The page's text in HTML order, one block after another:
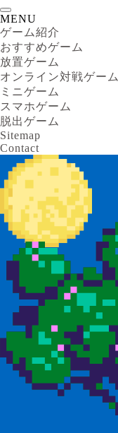
MENU
ゲーム紹介
おすすめゲーム
放置ゲーム
オンライン対戦ゲーム
ミニゲーム
スマホゲーム
脱出ゲーム
Sitemap
Contact